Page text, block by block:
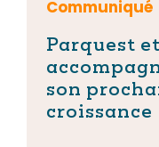
Communiqué
Parquest
son
croissance